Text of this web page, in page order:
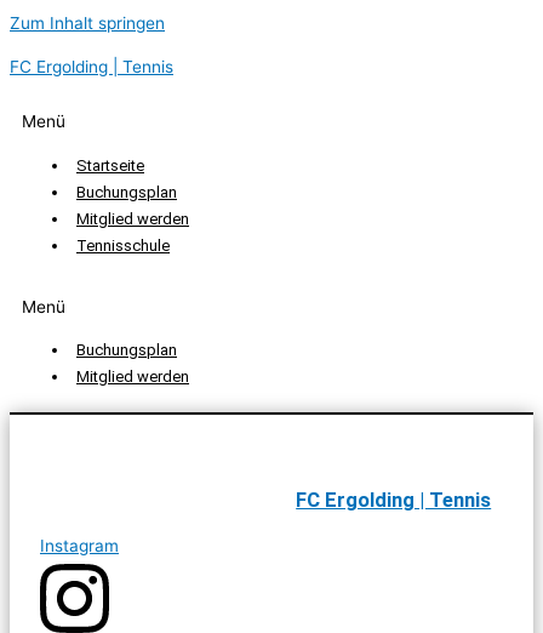
Zum Inhalt springen
FC Ergolding | Tennis
Menü
Startseite
Buchungsplan
Mitglied werden
Tennisschule
Menü
Buchungsplan
Mitglied werden
FC Ergolding | Tennis
Instagram